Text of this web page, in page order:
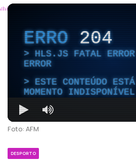
ERRO204
HLS.JS FATAL
ERROR
ESTE CONTEÚDO
MOMENTO INDISPONÍVEL
Foto: AFM
DESPORTO